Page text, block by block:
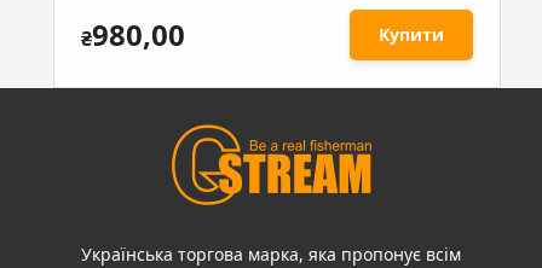
₴980,00 Купити
Українська торгова марка, яка пропонує всім